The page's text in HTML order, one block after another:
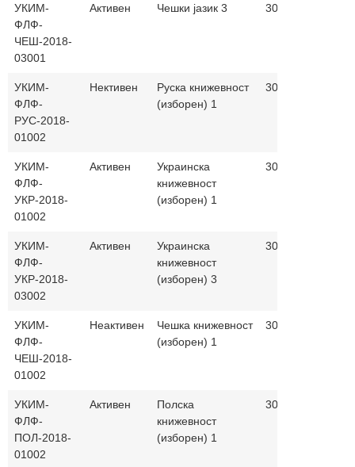
УКИМ-
ФЛФ-
ЧЕШ-2018-
03001
Активен Чешки јазик 3 30+30
УКИМ-
ФЛФ-
РУС-2018-
01002
Нективен
Руска книжевност
(изборен) 1
30+30
УКИМ-
ФЛФ-
УКР-2018-
01002
Активен
Украинска
книжевност
(изборен) 1
30+30
УКИМ-
ФЛФ-
УКР-2018-
03002
Активен
Украинска
книжевност
(изборен) 3
30+30
УКИМ-
ФЛФ-
ЧЕШ-2018-
01002
Неактивен
Чешка книжевност
(изборен) 1
30+30
УКИМ-
ФЛФ-
ПОЛ-2018-
01002
Активен
Полска
книжевност
(изборен) 1
30+30